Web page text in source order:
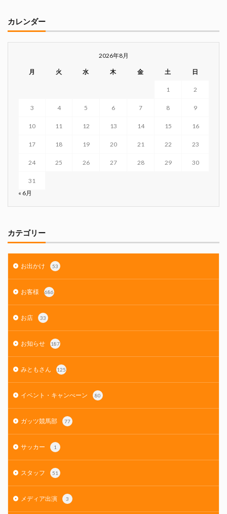
カレンダー
2026年8月
月 火 水 木 金 土 日
1 2
3 4 5 6 7 8 9
10 11 12 13 14 15 16
17 18 19 20 21 22 23
24 25 26 27 28 29 30
31
« 6月
カテゴリー
お出かけ 53
お客様 686
お店 33
お知らせ 187
みともさん 125
イベント・キャンぺーン 80
ガッツ競馬部 77
サッカー 1
スタッフ 51
メディア出演 3